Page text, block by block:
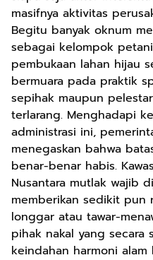
masifnya aktivitas
Begitu banyak oknum
sebagai kelompok
pembukaan lahan hijau
bermuara pada praktik
sepihak maupun
terlarang. Menghadapi
administrasi ini,
menegaskan bahwa
benar-benar habis.
Nusantara mutlak wajib
memberikan sedikit pun
longgar atau tawar-
pihak nakal yang secara
keindahan harmoni alam